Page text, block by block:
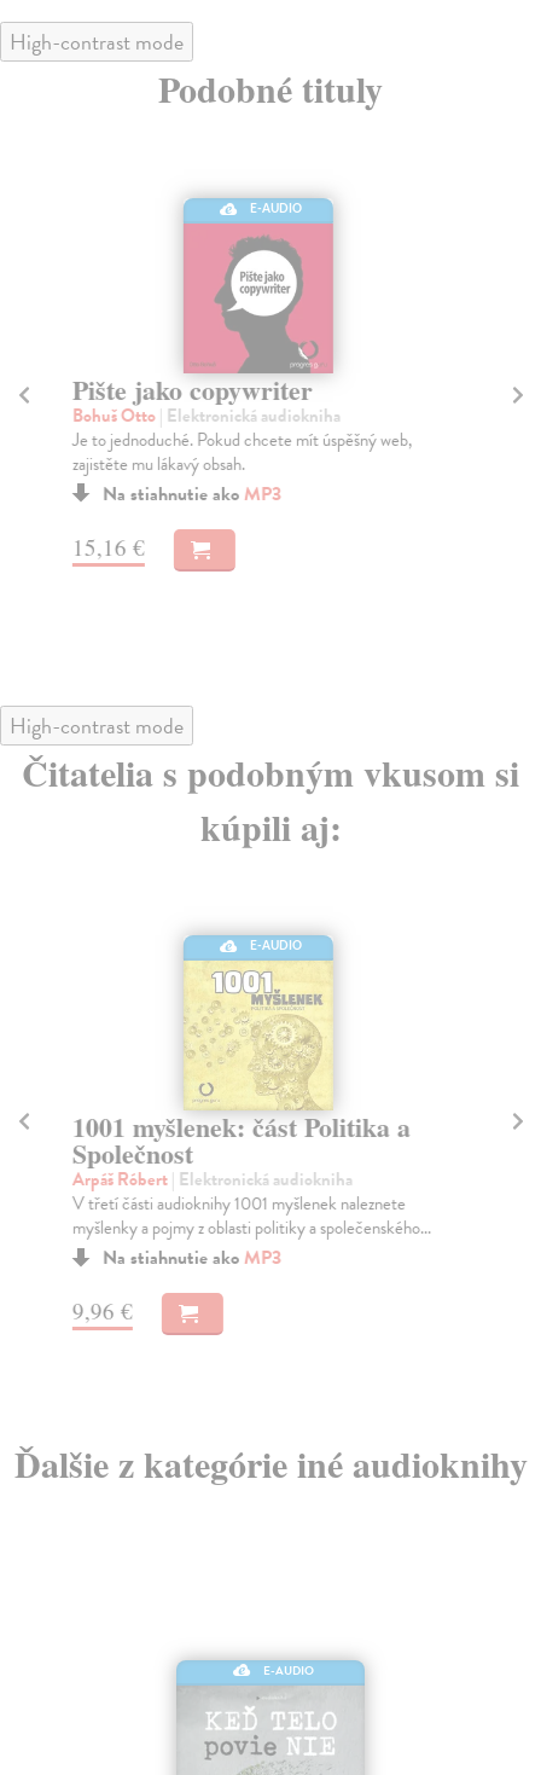
High-contrast mode
Podobné tituly
E-AUDIO
Pište jako copywriter
Bohuš Otto| Elektronická audiokniha
Je to jednoduché. Pokud chcete mít úspěšný web,
zajistěte mu lákavý obsah.
Na stiahnutie akoMP3
15,16 €
High-contrast mode
Čitatelia s podobným vkusom si
kúpili aj:
E-AUDIO
1001 myšlenek: část Politika a
Společnost
Arpáš Róbert| Elektronická audiokniha
V třetí části audioknihy 1001 myšlenek naleznete
myšlenky a pojmy z oblasti politiky a společenského...
Na stiahnutie akoMP3
9,96 €
Ďalšie z kategórie iné audioknihy
E-AUDIO